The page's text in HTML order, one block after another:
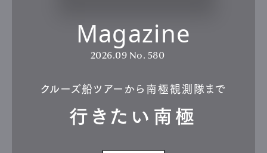
Magazine
2026.09 No. 580
クルーズ船ツアーから南極観測隊まで
行きたい南極